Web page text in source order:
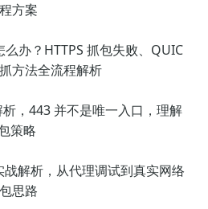
方案
办？HTTPS 抓包失败、QUIC
方法全流程解析
析，443 并不是唯一入口，理解
策略
战解析，从代理调试到真实网络
思路